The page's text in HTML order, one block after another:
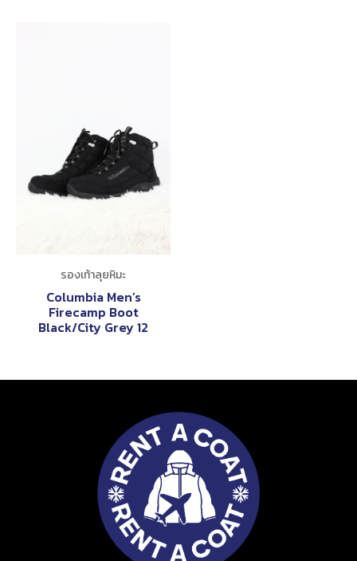
รองเท้าลุยหิมะ
Columbia Men’s
Firecamp Boot
Black/City Grey 12